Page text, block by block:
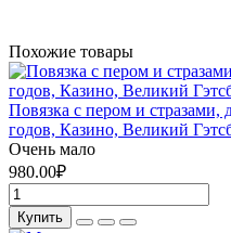
Похожие товары
Повязка с пером и стразами,
годов, Казино, Великий
Очень мало
980.00₽
Купить